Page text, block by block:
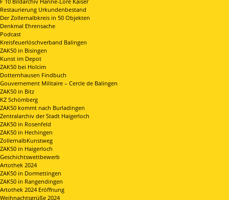
Restaurierung Urkundenbestand
Der Zollernalbkreis in 50 Objekten
Denkmal Ehrensache
Podcast
Kreisfeuerlöschverband Balingen
ZAK50 in Bisingen
Kunst im Depot
ZAK50 bei Holcim
Dotternhausen Findbuch
Gouvernement Militaire – Cercle de Balingen
ZAK50 in Bitz
KZ Schömberg
ZAK50 kommt nach Burladingen
Zentralarchiv der Stadt Haigerloch
ZAK50 in Rosenfeld
ZAK50 in Hechingen
ZollernalbKunstweg
ZAK50 in Haigerloch
Geschichtswettbewerb
Artothek 2024
ZAK50 in Dormettingen
ZAK50 in Rangendingen
Artothek 2024 Eröffnung
Weihnachtsgrüße 2024